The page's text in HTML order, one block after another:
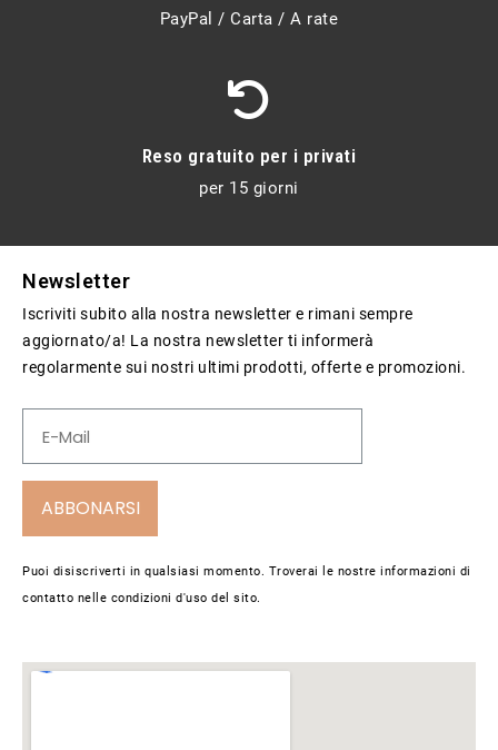
PayPal / Carta / A rate
Reso gratuito per i privati
per 15 giorni
Newsletter
Iscriviti subito alla nostra newsletter e rimani sempre
aggiornato/a! La nostra newsletter ti informerà
regolarmente sui nostri ultimi prodotti, offerte e promozioni.
ABBONARSI
Puoi disiscriverti in qualsiasi momento. Troverai le nostre informazioni di
contatto nelle condizioni d'uso del sito.